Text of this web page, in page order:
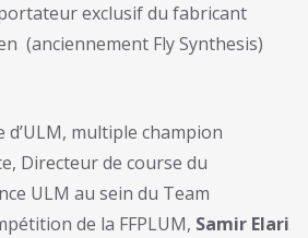
exclusif du fabricant
(anciennement Fly Synthesis)
multiple champion
Directeur de course du
ULM au sein du Team
de la FFPLUM, Samir Elari